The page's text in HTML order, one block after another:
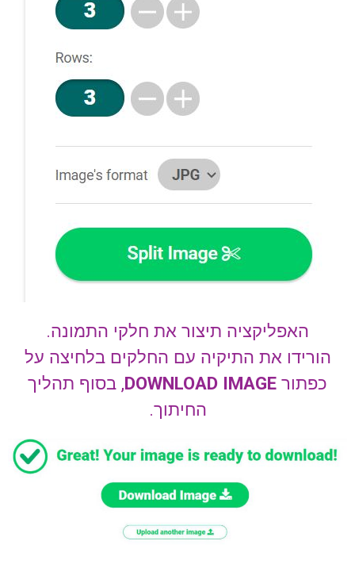
האפליקציה תיצור את חלקי התמונה.
הורידו את התיקיה עם החלקים בלחיצה על
כפתור DOWNLOAD IMAGE, בסוף תהליך
החיתוך.